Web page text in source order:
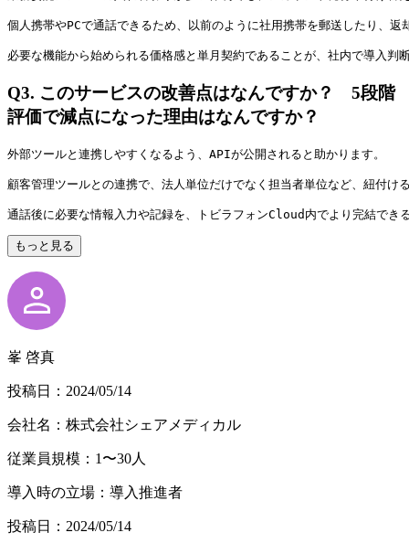
個人携帯やPCで通話できるため、以前のように社用携帯を郵送したり、
必要な機能から始められる価格感と単月契約であることが、社内で導入判
Q3. このサービスの改善点はなんですか？ 5段階
評価で減点になった理由はなんですか？
外部ツールと連携しやすくなるよう、APIが公開されると助かります。
顧客管理ツールとの連携で、法人単位だけでなく担当者単位など、紐付け
通話後に必要な情報入力や記録を、トビラフォンCloud内でより完結でき
もっと見る
峯 啓真
投稿日：2024/05/14
会社名：株式会社シェアメディカル
従業員規模：1〜30人
導入時の立場：導入推進者
投稿日：2024/05/14